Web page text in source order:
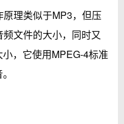
理类似于MP3，但压
文件的大小，同时又
，它使用MPEG-4标准